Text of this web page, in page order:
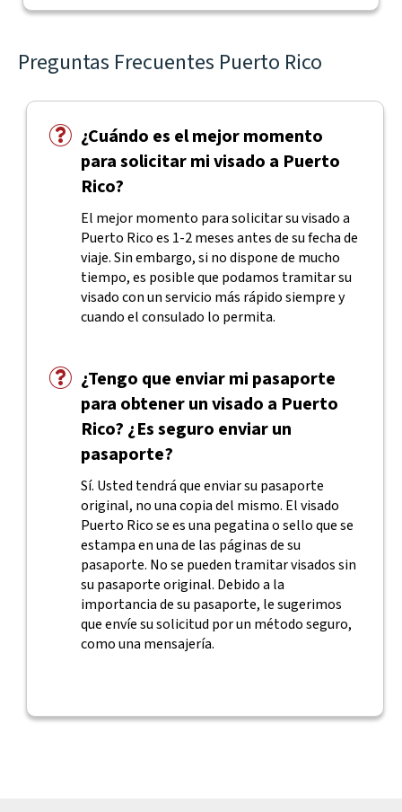
Preguntas Frecuentes Puerto Rico
¿Cuándo es el mejor momento
para solicitar mi visado a Puerto
Rico?
El mejor momento para solicitar su visado a
Puerto Rico es 1-2 meses antes de su fecha de
viaje. Sin embargo, si no dispone de mucho
tiempo, es posible que podamos tramitar su
visado con un servicio más rápido siempre y
cuando el consulado lo permita.
¿Tengo que enviar mi pasaporte
para obtener un visado a Puerto
Rico? ¿Es seguro enviar un
pasaporte?
Sí. Usted tendrá que enviar su pasaporte
original, no una copia del mismo. El visado
Puerto Rico se es una pegatina o sello que se
estampa en una de las páginas de su
pasaporte. No se pueden tramitar visados sin
su pasaporte original. Debido a la
importancia de su pasaporte, le sugerimos
que envíe su solicitud por un método seguro,
como una mensajería.